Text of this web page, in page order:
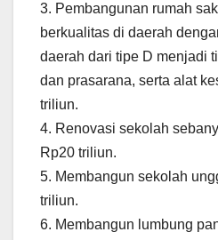
3. Pembangunan rumah
berkualitas di daerah
daerah dari tipe D menjadi
dan prasarana, serta alat
triliun.
4. Renovasi sekolah
Rp20 triliun.
5. Membangun sekolah
triliun.
6. Membangun lumbung